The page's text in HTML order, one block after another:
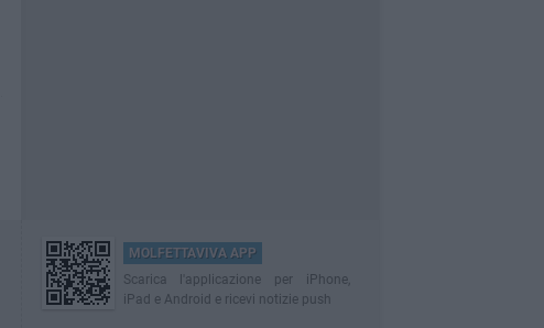
MOLFETTAVIVA APP
Scarica l'applicazione per iPhone,
iPad e Android e ricevi notizie push